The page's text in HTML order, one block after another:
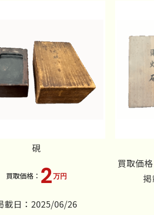
硯
2万円
載日：2025/06/26
買取価